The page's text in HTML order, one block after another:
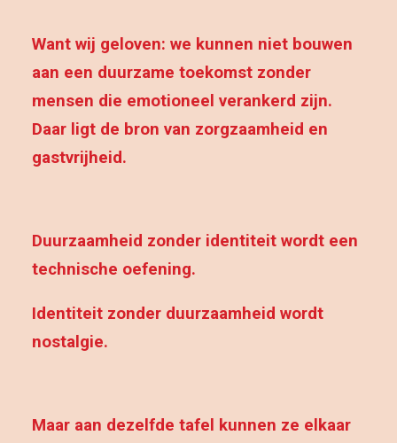
Want wij geloven: we kunnen niet bouwen
aan een duurzame toekomst zonder
mensen die emotioneel verankerd zijn.
Daar ligt de bron van zorgzaamheid en
gastvrijheid.
Duurzaamheid zonder identiteit wordt een
technische oefening.
Identiteit zonder duurzaamheid wordt
nostalgie.
Maar aan dezelfde tafel kunnen ze elkaar